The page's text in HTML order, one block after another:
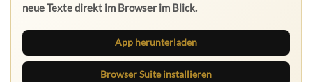
neue Texte direkt im Browser im Blick.
App herunterladen
Browser Suite installieren